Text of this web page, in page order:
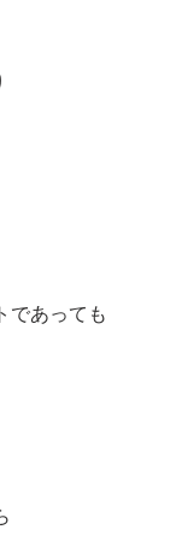
であっても